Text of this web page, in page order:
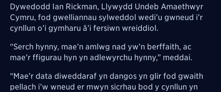
Dywedodd Ian Rickman, Llywydd Undeb Amaethwyr
Cymru, fod gwelliannau sylweddol wedi’u gwneud i’r
cynllun o’i gymharu â’i fersiwn wreiddiol.
“Serch hynny, mae’n amlwg nad yw’n berffaith, ac
mae’r ffigurau hyn yn adlewyrchu hynny,” meddai.
“Mae’r data diweddaraf yn dangos yn glir fod gwaith
pellach i’w wneud er mwyn sicrhau bod y cynllun yn